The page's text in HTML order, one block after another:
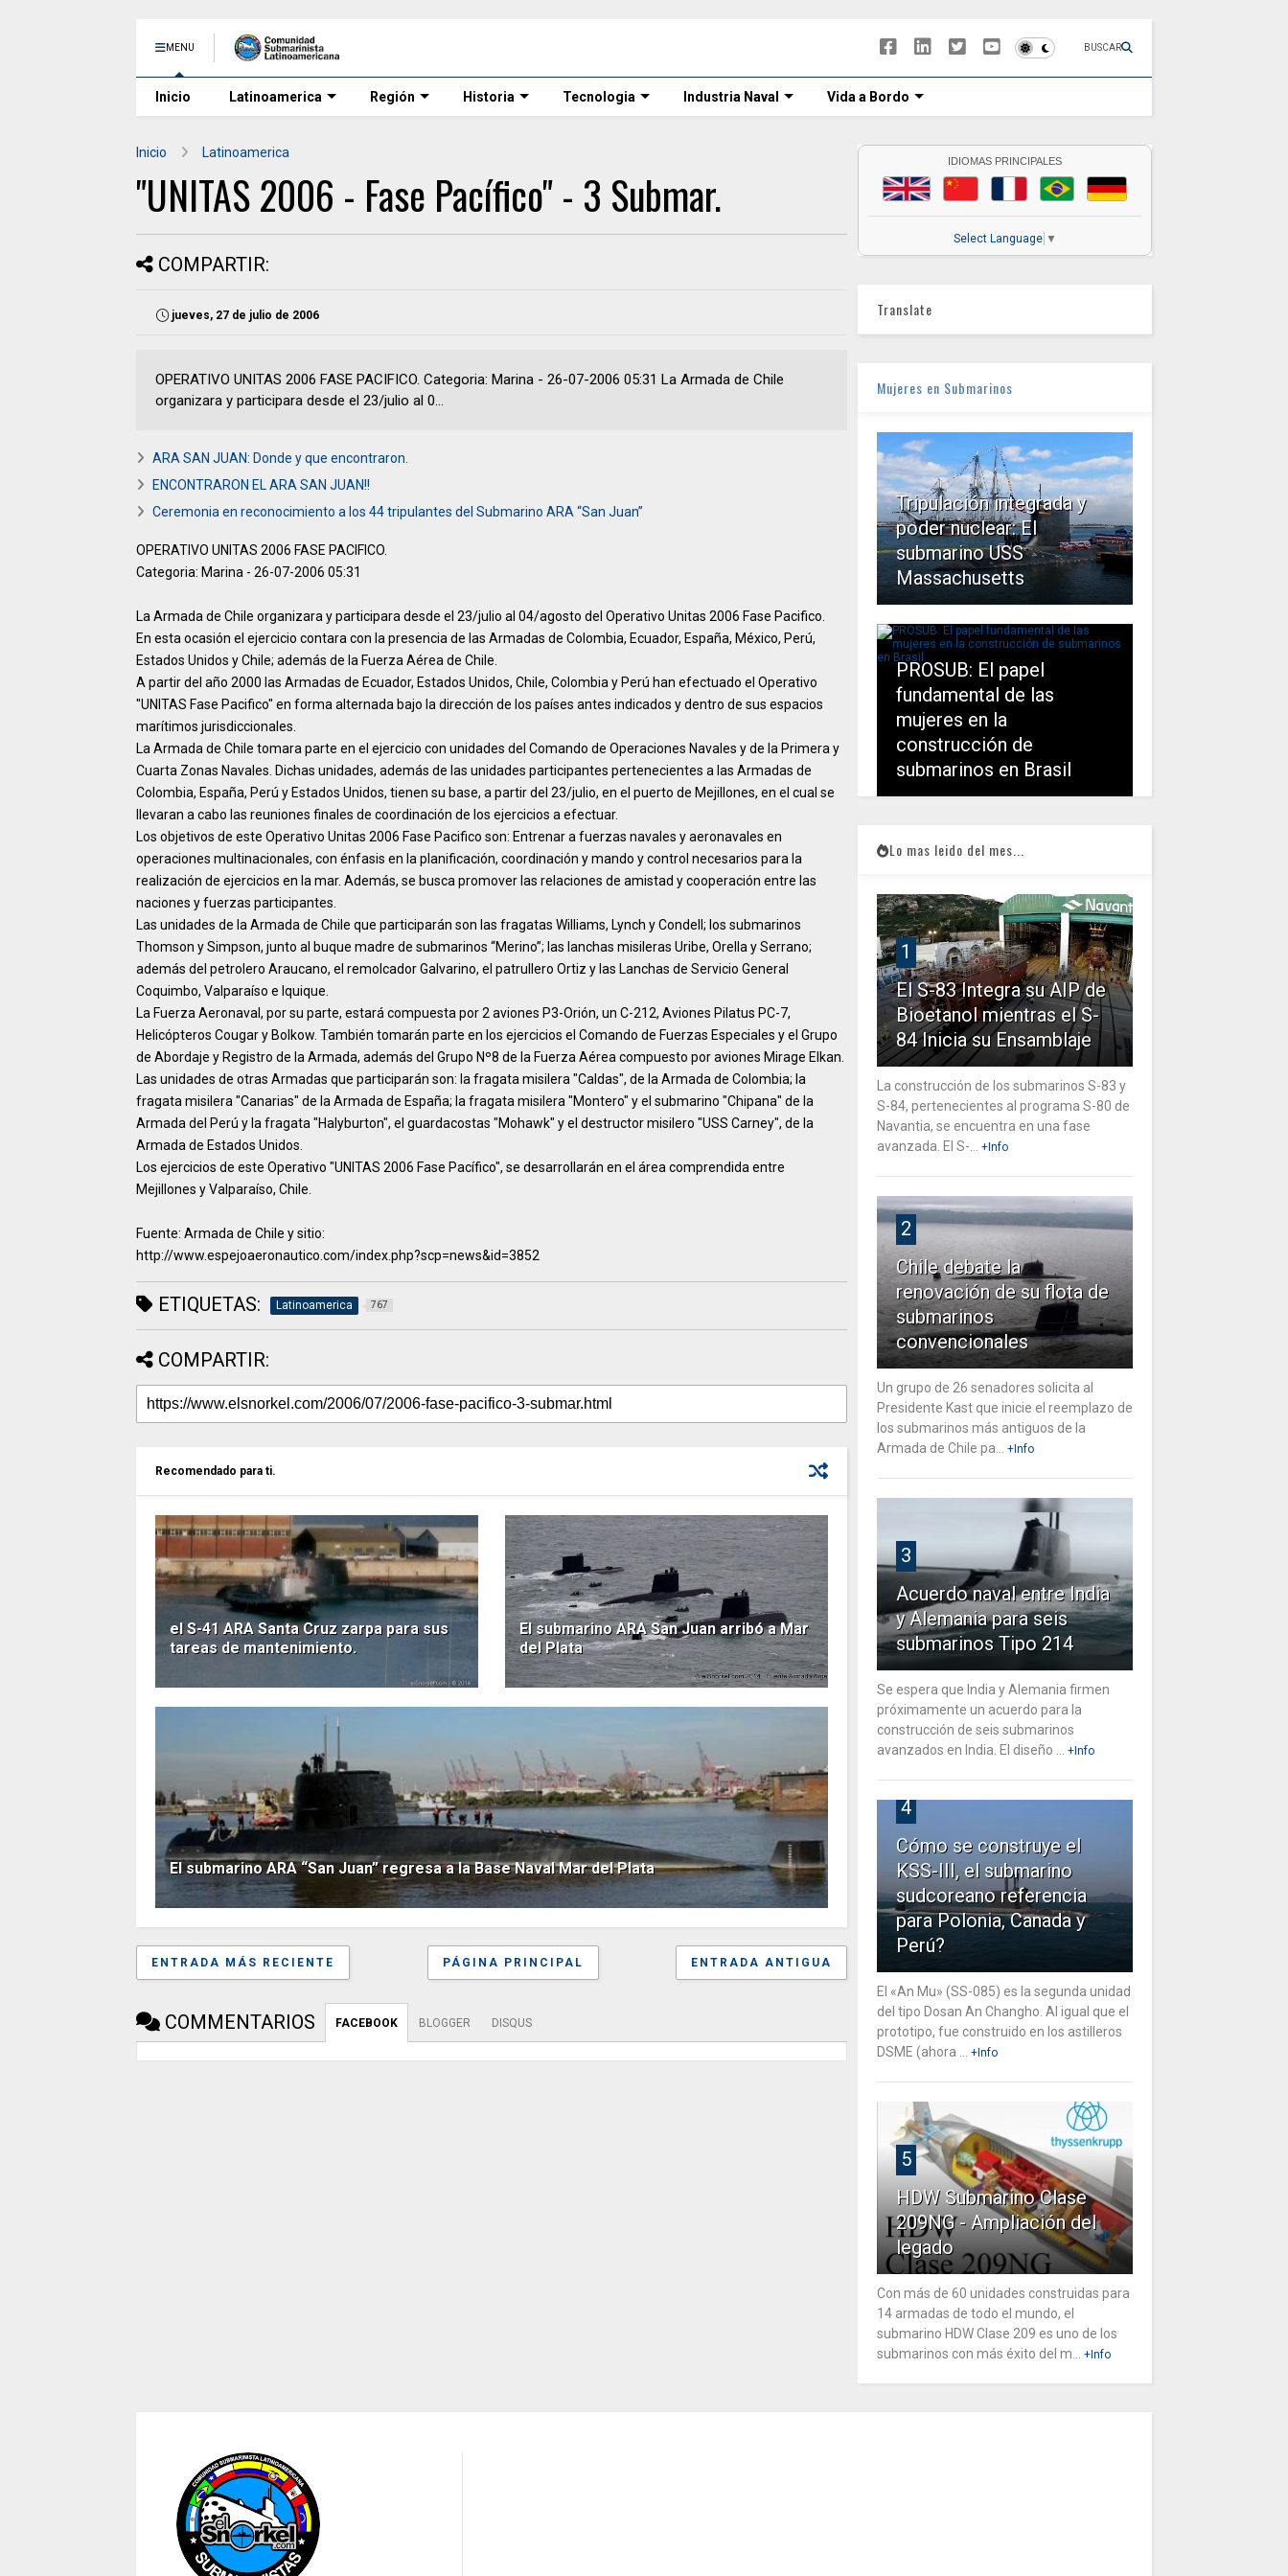
MENU BUSCAR
Inicio Latinoamerica Región Historia Tecnologia Industria Naval Vida a Bordo
Inicio Latinoamerica
"UNITAS 2006 - Fase Pacífico" - 3 Submar.
COMPARTIR:
jueves, 27 de julio de 2006
OPERATIVO UNITAS 2006 FASE PACIFICO. Categoria: Marina - 26-07-2006 05:31 La Armada de Chile
organizara y participara desde el 23/julio al 0...
ARA SAN JUAN: Donde y que encontraron.
ENCONTRARON EL ARA SAN JUAN!!
Ceremonia en reconocimiento a los 44 tripulantes del Submarino ARA “San Juan”
OPERATIVO UNITAS 2006 FASE PACIFICO.
Categoria: Marina - 26-07-2006 05:31
La Armada de Chile organizara y participara desde el 23/julio al 04/agosto del Operativo Unitas 2006 Fase Pacifico.
En esta ocasión el ejercicio contara con la presencia de las Armadas de Colombia, Ecuador, España, México, Perú,
Estados Unidos y Chile; además de la Fuerza Aérea de Chile.
A partir del año 2000 las Armadas de Ecuador, Estados Unidos, Chile, Colombia y Perú han efectuado el Operativo
"UNITAS Fase Pacifico" en forma alternada bajo la dirección de los países antes indicados y dentro de sus espacios
marítimos jurisdiccionales.
La Armada de Chile tomara parte en el ejercicio con unidades del Comando de Operaciones Navales y de la Primera y
Cuarta Zonas Navales. Dichas unidades, además de las unidades participantes pertenecientes a las Armadas de
Colombia, España, Perú y Estados Unidos, tienen su base, a partir del 23/julio, en el puerto de Mejillones, en el cual se
llevaran a cabo las reuniones finales de coordinación de los ejercicios a efectuar.
Los objetivos de este Operativo Unitas 2006 Fase Pacifico son: Entrenar a fuerzas navales y aeronavales en
operaciones multinacionales, con énfasis en la planificación, coordinación y mando y control necesarios para la
realización de ejercicios en la mar. Además, se busca promover las relaciones de amistad y cooperación entre las
naciones y fuerzas participantes.
Las unidades de la Armada de Chile que participarán son las fragatas Williams, Lynch y Condell; los submarinos
Thomson y Simpson, junto al buque madre de submarinos “Merino”; las lanchas misileras Uribe, Orella y Serrano;
además del petrolero Araucano, el remolcador Galvarino, el patrullero Ortiz y las Lanchas de Servicio General
Coquimbo, Valparaíso e Iquique.
La Fuerza Aeronaval, por su parte, estará compuesta por 2 aviones P3-Orión, un C-212, Aviones Pilatus PC-7,
Helicópteros Cougar y Bolkow. También tomarán parte en los ejercicios el Comando de Fuerzas Especiales y el Grupo
de Abordaje y Registro de la Armada, además del Grupo Nº8 de la Fuerza Aérea compuesto por aviones Mirage Elkan.
Las unidades de otras Armadas que participarán son: la fragata misilera "Caldas", de la Armada de Colombia; la
fragata misilera "Canarias" de la Armada de España; la fragata misilera "Montero" y el submarino "Chipana" de la
Armada del Perú y la fragata "Halyburton", el guardacostas "Mohawk" y el destructor misilero "USS Carney", de la
Armada de Estados Unidos.
Los ejercicios de este Operativo "UNITAS 2006 Fase Pacífico", se desarrollarán en el área comprendida entre
Mejillones y Valparaíso, Chile.
Fuente: Armada de Chile y sitio:
http://www.espejoaeronautico.com/index.php?scp=news&id=3852
ETIQUETAS: Latinoamerica 767
COMPARTIR:
Recomendado para ti.
el S-41 ARA Santa Cruz zarpa para sus
tareas de mantenimiento.
El submarino ARA San Juan arribó a Mar
del Plata
El submarino ARA “San Juan” regresa a la Base Naval Mar del Plata
ENTRADA MÁS RECIENTE ENTRADA ANTIGUA
PÁGINA PRINCIPAL
COMMENTARIOS FACEBOOK BLOGGER DISQUS
IDIOMAS PRINCIPALES
Select Language ▼
Translate
Mujeres en Submarinos
Tripulación integrada y
poder nuclear: El
submarino USS
Massachusetts
PROSUB: El papel
fundamental de las
mujeres en la
construcción de
submarinos en Brasil
Lo mas leido del mes...
1
El S-83 Integra su AIP de
Bioetanol mientras el S-
84 Inicia su Ensamblaje
La construcción de los submarinos S-83 y
S-84, pertenecientes al programa S-80 de
Navantia, se encuentra en una fase
avanzada. El S-...
+Info
2
Chile debate la
renovación de su flota de
submarinos
convencionales
Un grupo de 26 senadores solicita al
Presidente Kast que inicie el reemplazo de
los submarinos más antiguos de la
Armada de Chile pa...
+Info
3
Acuerdo naval entre India
y Alemania para seis
submarinos Tipo 214
Se espera que India y Alemania firmen
próximamente un acuerdo para la
construcción de seis submarinos
avanzados en India. El diseño ...
+Info
4
Cómo se construye el
KSS-III, el submarino
sudcoreano referencia
para Polonia, Canada y
Perú?
El «An Mu» (SS-085) es la segunda unidad
del tipo Dosan An Changho. Al igual que el
prototipo, fue construido en los astilleros
DSME (ahora ...
+Info
5
HDW Submarino Clase
209NG - Ampliación del
legado
Con más de 60 unidades construidas para
14 armadas de todo el mundo, el
submarino HDW Clase 209 es uno de los
submarinos con más éxito del m...
+Info